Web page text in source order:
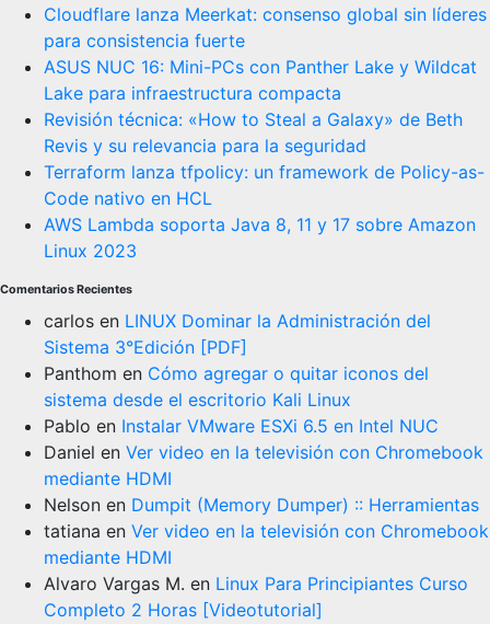
Cloudflare lanza Meerkat: consenso global sin líderes
para consistencia fuerte
ASUS NUC 16: Mini-PCs con Panther Lake y Wildcat
Lake para infraestructura compacta
Revisión técnica: «How to Steal a Galaxy» de Beth
Revis y su relevancia para la seguridad
Terraform lanza tfpolicy: un framework de Policy-as-
Code nativo en HCL
AWS Lambda soporta Java 8, 11 y 17 sobre Amazon
Linux 2023
Comentarios Recientes
carlos en LINUX Dominar la Administración del
Sistema 3°Edición [PDF]
Panthom en Cómo agregar o quitar iconos del
sistema desde el escritorio Kali Linux
Pablo en Instalar VMware ESXi 6.5 en Intel NUC
Daniel en Ver video en la televisión con Chromebook
mediante HDMI
Nelson en Dumpit (Memory Dumper) :: Herramientas
tatiana en Ver video en la televisión con Chromebook
mediante HDMI
Alvaro Vargas M. en Linux Para Principiantes Curso
Completo 2 Horas [Videotutorial]